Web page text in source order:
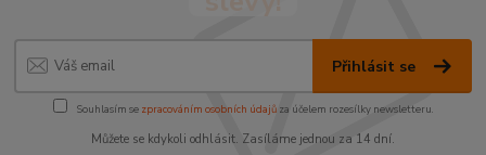
Přihlásit se
Souhlasím se zpracováním osobních údajůza účelem rozesílky newsletteru.
Můžete se kdykoli odhlásit. Zasíláme jednou za 14 dní.